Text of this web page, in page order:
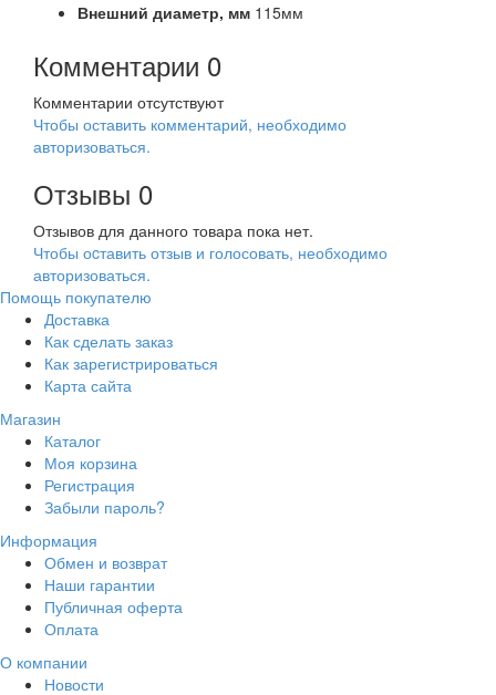
Внешний диаметр, мм 115мм
Комментарии 0
Комментарии отсутствуют
Чтобы оставить комментарий, необходимо
авторизоваться.
Отзывы 0
Отзывов для данного товара пока нет.
Чтобы оcтавить отзыв и голосовать, необходимо
авторизоваться.
Помощь покупателю
Доставка
Как сделать заказ
Как зарегистрироваться
Карта сайта
Магазин
Каталог
Моя корзина
Регистрация
Забыли пароль?
Информация
Обмен и возврат
Наши гарантии
Публичная оферта
Оплата
О компании
Новости